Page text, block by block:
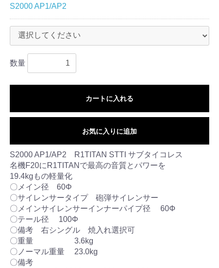
S2000 AP1/AP2
数量
カートに入れる
お気に入りに追加
S2000 AP1/AP2 R1TITAN STTI サブタイコレス
名機F20にR1TITANで最高の音質とパワーを
19.4kgもの軽量化
〇メイン径 60Φ
〇サイレンサータイプ 砲弾サイレンサー
〇メインサイレンサーインナーパイプ径 60Φ
〇テール径 100Φ
〇備考 右シングル 焼入れ選択可
〇重量 3.6kg
〇ノーマル重量 23.0kg
〇備考